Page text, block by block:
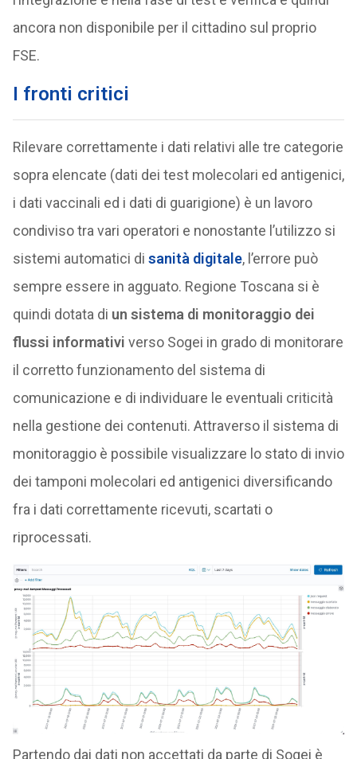
ancora non disponibile per il cittadino sul proprio
FSE.
I fronti critici
Rilevare correttamente i dati relativi alle tre categorie
sopra elencate (dati dei test molecolari ed antigenici,
i dati vaccinali ed i dati di guarigione) è un lavoro
condiviso tra vari operatori e nonostante l’utilizzo si
sistemi automatici di sanità digitale, l’errore può
sempre essere in agguato. Regione Toscana si è
quindi dotata di un sistema di monitoraggio dei
flussi informativi verso Sogei in grado di monitorare
il corretto funzionamento del sistema di
comunicazione e di individuare le eventuali criticità
nella gestione dei contenuti. Attraverso il sistema di
monitoraggio è possibile visualizzare lo stato di invio
dei tamponi molecolari ed antigenici diversificando
fra i dati correttamente ricevuti, scartati o
riprocessati.
Partendo dai dati non accettati da parte di Sogei è